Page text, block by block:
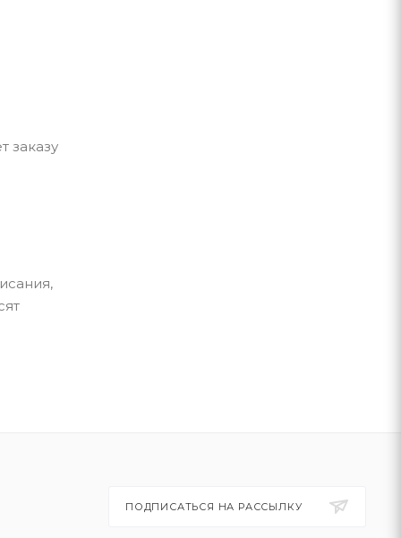
заказу
ПОДПИСАТЬСЯ НА РАССЫЛКУ